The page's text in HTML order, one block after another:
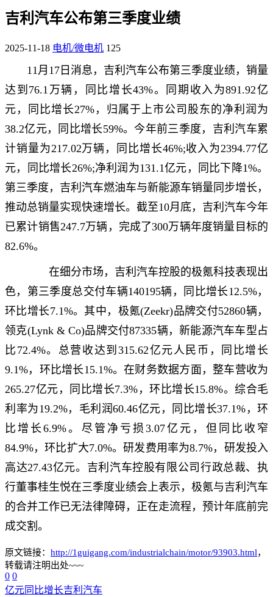
吉利汽车公布第三季度业绩
2025-11-18 电机/微电机 125
11月17日消息，吉利汽车公布第三季度业绩，销量
达到76.1万辆，同比增长43%。同期收入为891.92亿
元，同比增长27%，归属于上市公司股东的净利润为
38.2亿元，同比增长59%。今年前三季度，吉利汽车累
计销量为217.02万辆，同比增长46%;收入为2394.77亿
元，同比增长26%;净利润为131.1亿元，同比下降1%。
第三季度，吉利汽车燃油车与新能源车销量同步增长，
推动总销量实现快速增长。截至10月底，吉利汽车今年
已累计销售247.7万辆，完成了300万辆年度销量目标的
82.6%。
在细分市场，吉利汽车控股的极氪科技表现出
色，第三季度总交付车辆140195辆，同比增长12.5%，
环比增长7.1%。其中，极氪(Zeekr)品牌交付52860辆，
领克(Lynk & Co)品牌交付87335辆，新能源汽车车型占
比72.4%。总营收达到315.62亿元人民币，同比增长
9.1%，环比增长15.1%。在财务数据方面，整车营收为
265.27亿元，同比增长7.3%，环比增长15.8%。综合毛
利率为19.2%，毛利润60.46亿元，同比增长37.1%，环
比增长6.9%。尽管净亏损3.07亿元，但同比收窄
84.9%，环比扩大7.0%。研发费用率为8.7%，研发投入
高达27.43亿元。吉利汽车控股有限公司行政总裁、执
行董事桂生悦在三季度业绩会上表示，极氪与吉利汽车
的合并工作已无法律障碍，正在走流程，预计年底前完
成交割。
原文链接： http://1guigang.com/industrialchain/motor/93903.html，
转载请注明出处~~~
0 0
亿元同比增长吉利汽车